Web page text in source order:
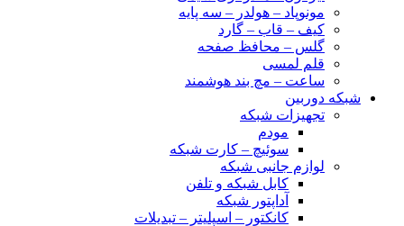
مونوپاد – هولدر – سه پایه
کیف – قاب – گارد
گلس – محافظ صفحه
قلم لمسی
ساعت – مچ بند هوشمند
شبکه دوربین
تجهیزات شبکه
مودم
سوئیچ – کارت شبکه
لوازم جانبی شبکه
کابل شبکه و تلفن
آداپتور شبکه
کانکتور – اسپلیتر – تبدیلات